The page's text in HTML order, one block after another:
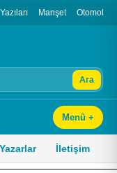
Manşet Otomobil
Ara
Menü +
İletişim